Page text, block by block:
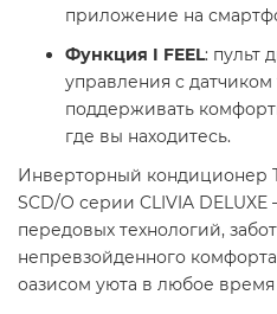
приложение на
Функция I FEEL: пульт
управления с
поддерживать
где вы находитесь.​
Инверторный кондиционер
SCD/O серии CLIVIA
передовых технологий,
непревзойденного
оазисом уюта в любое время